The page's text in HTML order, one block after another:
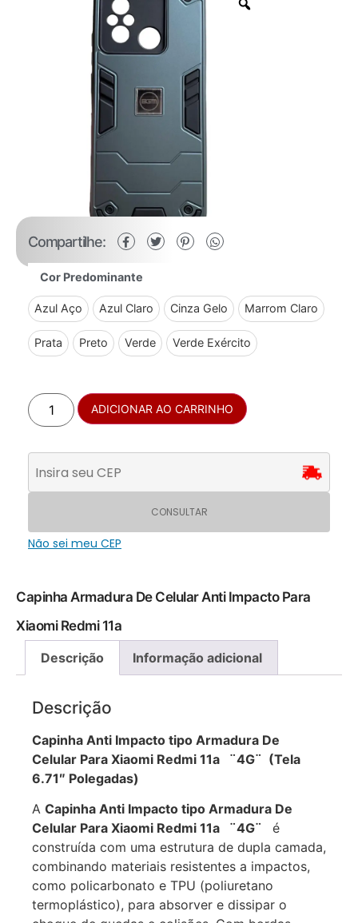
Capinha Armadura De Celular Anti Impacto Para
Xiaomi Redmi 11a
Descrição
Informação adicional
Descrição
Capinha Anti Impacto tipo Armadura De
Celular Para Xiaomi Redmi 11a ¨4G¨ (Tela
6.71″ Polegadas)
A Capinha Anti Impacto tipo Armadura De
Celular Para Xiaomi Redmi 11a ¨4G¨
é
construída com uma estrutura de dupla camada,
combinando materiais resistentes a impactos,
como policarbonato e TPU (poliuretano
termoplástico), para absorver e dissipar o
Compartilhe:
Cor Predominante
Azul Aço Azul Claro Cinza Gelo Marrom Claro
Prata Preto Verde Verde Exército
ADICIONAR AO CARRINHO
CONSULTAR
Não sei meu CEP